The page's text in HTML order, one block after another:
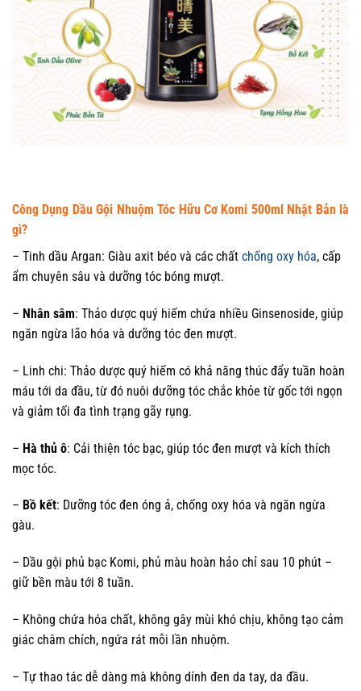
Công Dụng Dầu Gội Nhuộm Tóc Hữu Cơ Komi 500ml Nhật Bản là
gì?
– Tinh dầu Argan: Giàu axit béo và các chất chống oxy hóa, cấp
ẩm chuyên sâu và dưỡng tóc bóng mượt.
– Nhân sâm: Thảo dược quý hiếm chứa nhiều Ginsenoside, giúp
ngăn ngừa lão hóa và dưỡng tóc đen mượt.
– Linh chi: Thảo dược quý hiếm có khả năng thúc đẩy tuần hoàn
máu tới da đầu, từ đó nuôi dưỡng tóc chắc khỏe từ gốc tới ngọn
và giảm tối đa tình trạng gãy rụng.
– Hà thủ ô: Cải thiện tóc bạc, giúp tóc đen mượt và kích thích
mọc tóc.
– Bồ kết: Dưỡng tóc đen óng ả, chống oxy hóa và ngăn ngừa
gàu.
– Dầu gội phủ bạc Komi, phủ màu hoàn hảo chỉ sau 10 phút –
giữ bền màu tới 8 tuần.
– Không chứa hóa chất, không gây mùi khó chịu, không tạo cảm
giác châm chích, ngứa rát mỗi lần nhuộm.
– Tự thao tác dễ dàng mà không dính đen da tay, da đầu.